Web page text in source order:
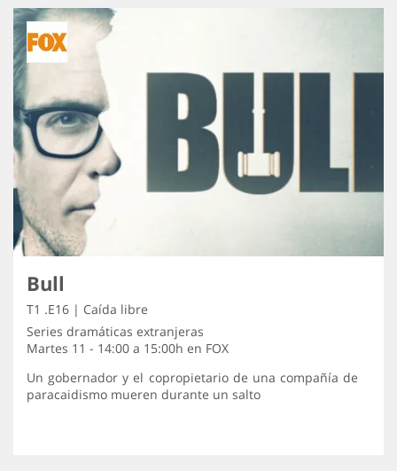
Bull
T1 .E16 | Caída libre
Series dramáticas extranjeras
Martes 11 - 14:00 a 15:00h en FOX
Un gobernador y el copropietario de una compañía de
paracaidismo mueren durante un salto